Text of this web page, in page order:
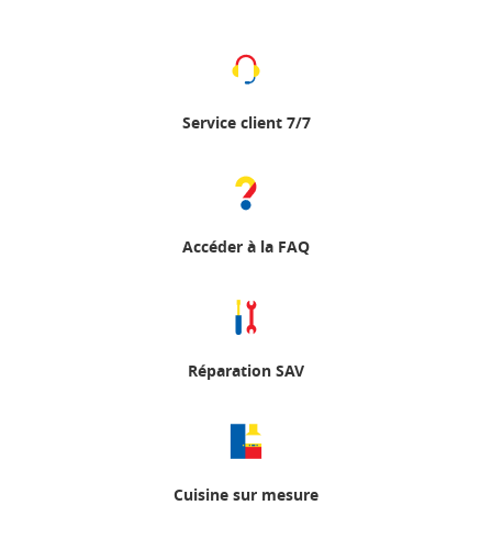
Service client 7/7
Accéder à la FAQ
Réparation SAV
Cuisine sur mesure